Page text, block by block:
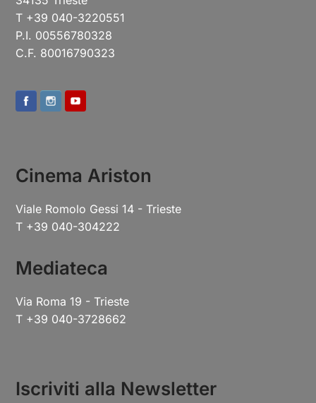
T +39 040-3220551
P.I. 00556780328
C.F. 80016790323
Cinema Ariston
Viale Romolo Gessi 14 - Trieste
T +39 040-304222
Mediateca
Via Roma 19 - Trieste
T +39 040-3728662
Iscriviti alla Newsletter